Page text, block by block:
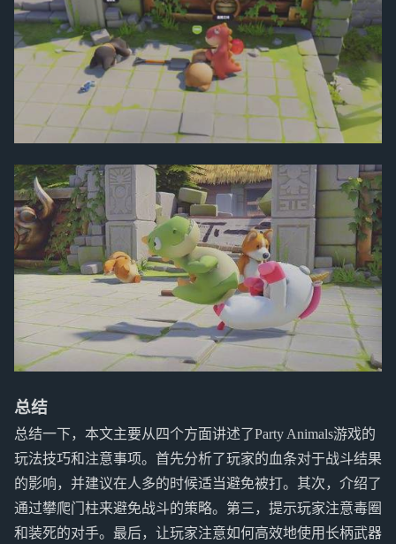
总结
总结一下，本文主要从四个方面讲述了Party Animals游戏的
玩法技巧和注意事项。首先分析了玩家的血条对于战斗结果
的影响，并建议在人多的时候适当避免被打。其次，介绍了
通过攀爬门柱来避免战斗的策略。第三，提示玩家注意毒圈
和装死的对手。最后，让玩家注意如何高效地使用长柄武器